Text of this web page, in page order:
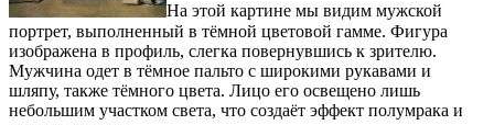
На этой картине мы видим мужской
портрет, выполненный в тёмной цветовой гамме. Фигура
изображена в профиль, слегка повернувшись к зрителю.
Мужчина одет в тёмное пальто с широкими рукавами и
шляпу, также тёмного цвета. Лицо его освещено лишь
небольшим участком света, что создаёт эффект полумрака и